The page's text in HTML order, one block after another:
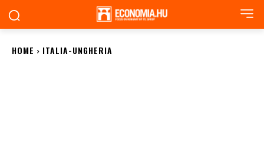
HOME ITALIA-UNGHERIA